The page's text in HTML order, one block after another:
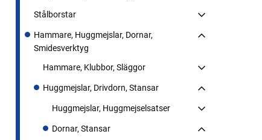
Stålborstar
Hammare, Huggmejslar, Dornar,
Smidesverktyg
Hammare, Klubbor, Släggor
Huggmejslar, Drivdorn, Stansar
Huggmejslar, Huggmejselsatser
Dornar, Stansar